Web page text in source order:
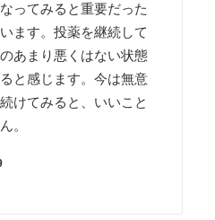
ってみると重要だった
ます。投薬を継続して
あまり悪くはない状態
と感じます。今は無意
けてみると、いいこと
。